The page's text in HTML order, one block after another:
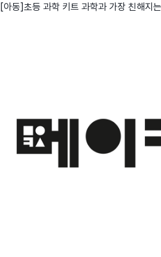
[아동]초등 과학 키트 과학과 가장 친해지